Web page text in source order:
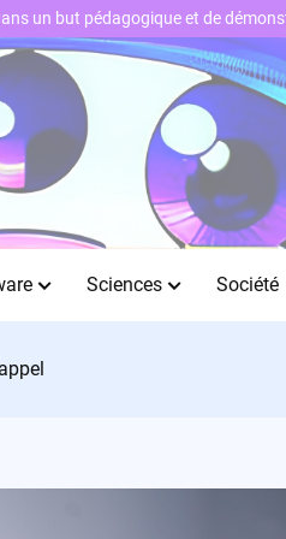
Sciences Société
un but pédagogique et de